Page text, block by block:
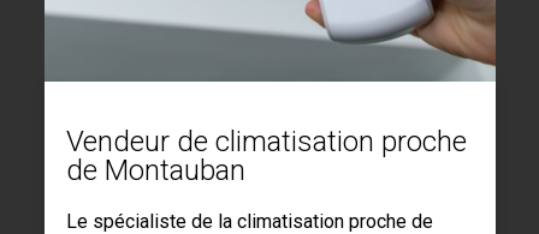
Vendeur de climatisation proche
de Montauban
Le spécialiste de la climatisation proche de